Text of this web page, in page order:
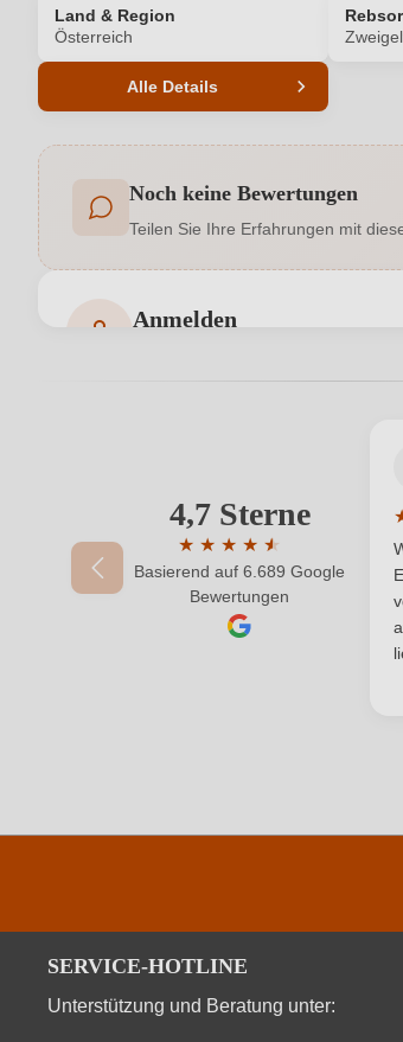
Land & Region
Österreich
Alle Details
Allergene
Flaschenverschluss
Trauben, Säureregulatoren;
Noch keine Bewertungen
Teilen Sie Ihre Erfahrungen mit
Anmelden
Ihre E-Mail-Adresse
Ihr Passwort
4,7 Sterne
★ ★ ★ ★ ★
★
Durchschnittliche
Basierend auf 6.689 Google
Bewertungen
SERVICE-HOTLINE
Unterstützung und Beratung unter: